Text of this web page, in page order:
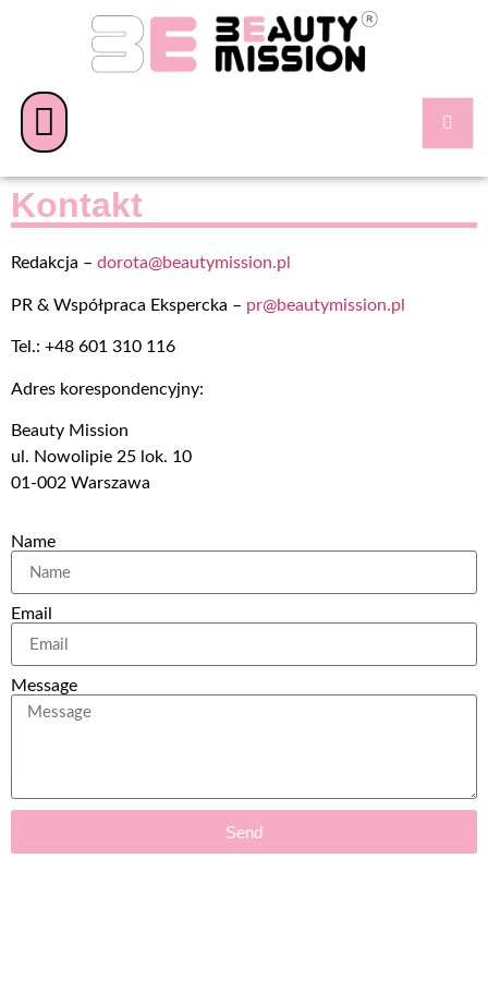
Kontakt
Redakcja – dorota@beautymission.pl
PR & Współpraca Ekspercka – pr@beautymission.pl
Tel.: +48 601 310 116
Adres korespondencyjny:
Beauty Mission
ul. Nowolipie 25 lok. 10
01-002 Warszawa
Name
Email
Message
Send